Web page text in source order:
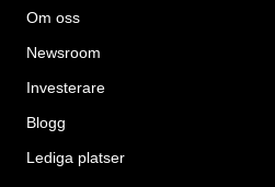
Om oss
Newsroom
Investerare
Blogg
Lediga platser